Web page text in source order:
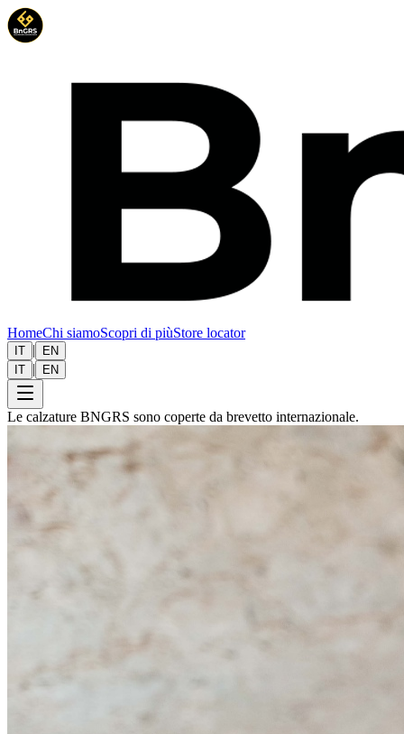
HomeChi siamoScopri di piùStore locator
IT |
EN
IT | EN
Le calzature BNGRS sono coperte da brevetto internazionale.